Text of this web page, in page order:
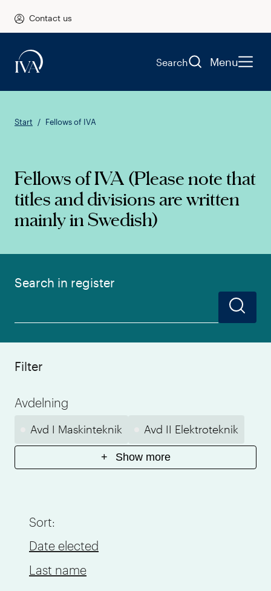
Contact us
Search Menu
Start Fellows of IVA
Fellows of IVA (Please note that
titles and divisions are written
mainly in Swedish)
Search in register
Filter
Avdelning
Avd I Maskinteknik Avd II Elektroteknik
Avd III Samhällsbyggnad
Avd V Bergs- och materialteknik
Avd VI Företagande och ledarskap
+ Show more
Sort:
Date elected
Last name